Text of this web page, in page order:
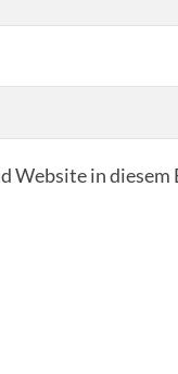
Website in